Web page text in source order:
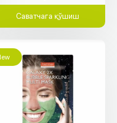
Саватчага қўшиш